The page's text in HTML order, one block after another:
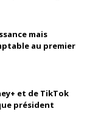
mais
au premier
et de TikTok
président